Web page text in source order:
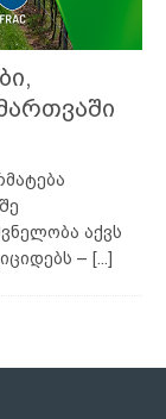
აქვს
– [...]